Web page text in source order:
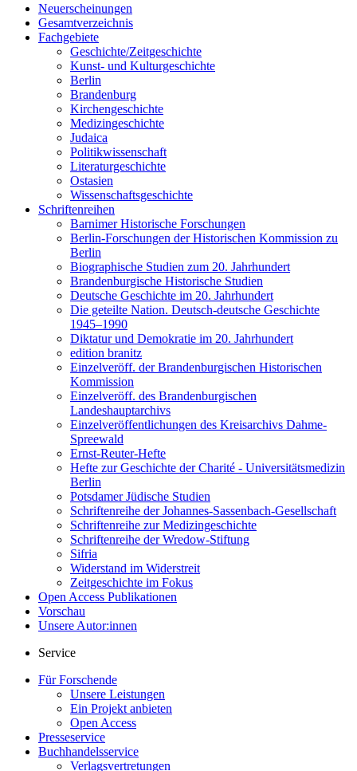
Neuerscheinungen
Gesamtverzeichnis
Fachgebiete
Geschichte/Zeitgeschichte
Kunst- und Kulturgeschichte
Berlin
Brandenburg
Kirchengeschichte
Medizingeschichte
Judaica
Politikwissenschaft
Literaturgeschichte
Ostasien
Wissenschaftsgeschichte
Schriftenreihen
Barnimer Historische Forschungen
Berlin-Forschungen der Historischen Kommission zu
Berlin
Biographische Studien zum 20. Jahrhundert
Brandenburgische Historische Studien
Deutsche Geschichte im 20. Jahrhundert
Die geteilte Nation. Deutsch-deutsche Geschichte
1945–1990
Diktatur und Demokratie im 20. Jahrhundert
edition branitz
Einzelveröff. der Brandenburgischen Historischen
Kommission
Einzelveröff. des Brandenburgischen
Landeshauptarchivs
Einzelveröffentlichungen des Kreisarchivs Dahme-
Spreewald
Ernst-Reuter-Hefte
Hefte zur Geschichte der Charité - Universitätsmedizin
Berlin
Potsdamer Jüdische Studien
Schriftenreihe der Johannes-Sassenbach-Gesellschaft
Schriftenreihe zur Medizingeschichte
Schriftenreihe der Wredow-Stiftung
Sifria
Widerstand im Widerstreit
Zeitgeschichte im Fokus
Open Access Publikationen
Vorschau
Unsere Autor:innen
Service
Für Forschende
Unsere Leistungen
Ein Projekt anbieten
Open Access
Presseservice
Buchhandelsservice
Verlagsvertretungen